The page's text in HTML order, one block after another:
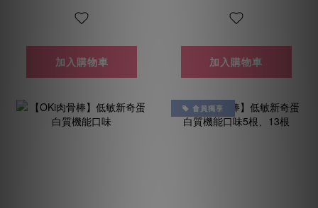
加入購物車 加入購物車
會員獨享